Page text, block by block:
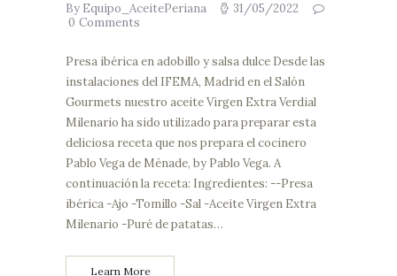
By Equipo_AceitePeriana
31/05/2022
0 Comments
Presa ibérica en adobillo y salsa dulce Desde las
instalaciones del IFEMA, Madrid en el Salón
Gourmets nuestro aceite Virgen Extra Verdial
Milenario ha sido utilizado para preparar esta
deliciosa receta que nos prepara el cocinero
Pablo Vega de Ménade, by Pablo Vega. A
continuación la receta: Ingredientes: --Presa
ibérica -Ajo -Tomillo -Sal -Aceite Virgen Extra
Milenario -Puré de patatas…
Learn More